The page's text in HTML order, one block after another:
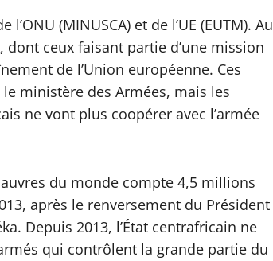
(MINUSCA) et de l’UE (EUTM). Au
ceux faisant partie d’une mission
de l’Union européenne. Ces
ministère des Armées, mais les
ne vont plus coopérer avec l’armée
du monde compte 4,5 millions
après le renversement du Président
Depuis 2013, l’État centrafricain ne
qui contrôlent la grande partie du